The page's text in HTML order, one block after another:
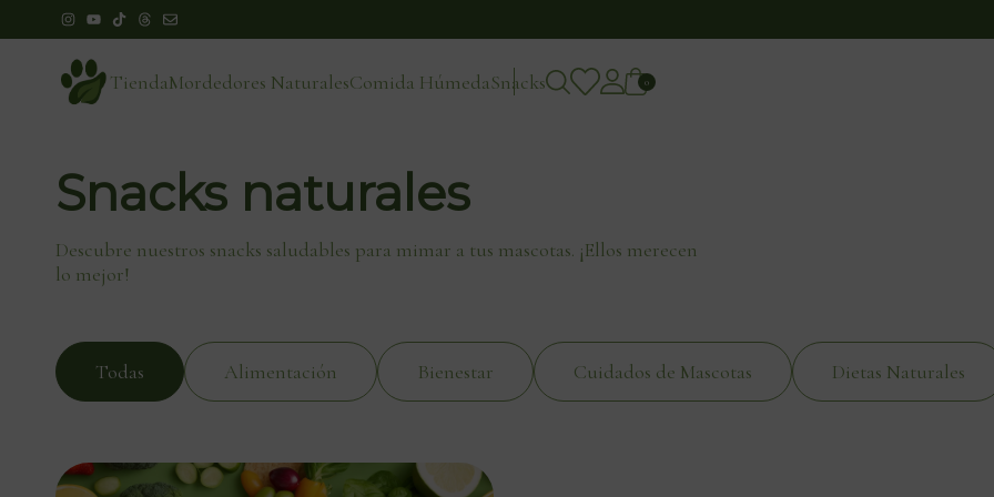
TiendaMordedores NaturalesComida HúmedaSnacks 0
Snacks naturales
Descubre nuestros snacks saludables para mimar a tus mascotas. ¡Ellos merecen
lo mejor!
Todas Alimentación Bienestar Cuidados de Mascotas Dietas Naturales